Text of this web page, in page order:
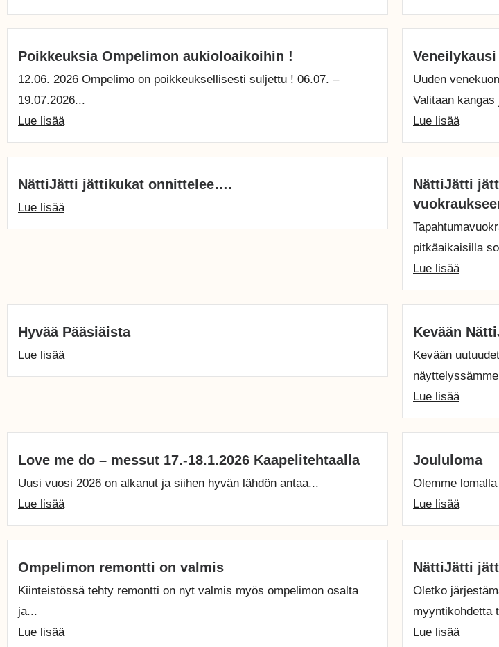
Poikkeuksia Ompelimon aukioloaikoihin !
12.06. 2026 Ompelimo on poikkeuksellisesti suljettu ! 06.07. –
19.07.2026...
Lue lisää
Uuden
Valitaan kangas
Lue lisää
NättiJätti jättikukat onnittelee….
Lue lisää
NättiJätti
pitkäaikaisilla
Lue lisää
Hyvää Pääsiäista
Lue lisää
Kevään
Kevään
Lue lisää
Love me do – messut 17.-18.1.2026 Kaapelitehtaalla
Uusi vuosi 2026 on alkanut ja siihen hyvän lähdön antaa...
Lue lisää
Joululoma
Olemme
Lue lisää
Ompelimon remontti on valmis
Kiinteistössä tehty remontti on nyt valmis myös ompelimon osalta
ja...
Lue lisää
NättiJätti
Oletko
myyntikohdetta
Lue lisää